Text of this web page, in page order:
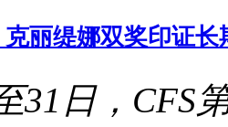
丽缇娜双奖印证长
31日，CFS